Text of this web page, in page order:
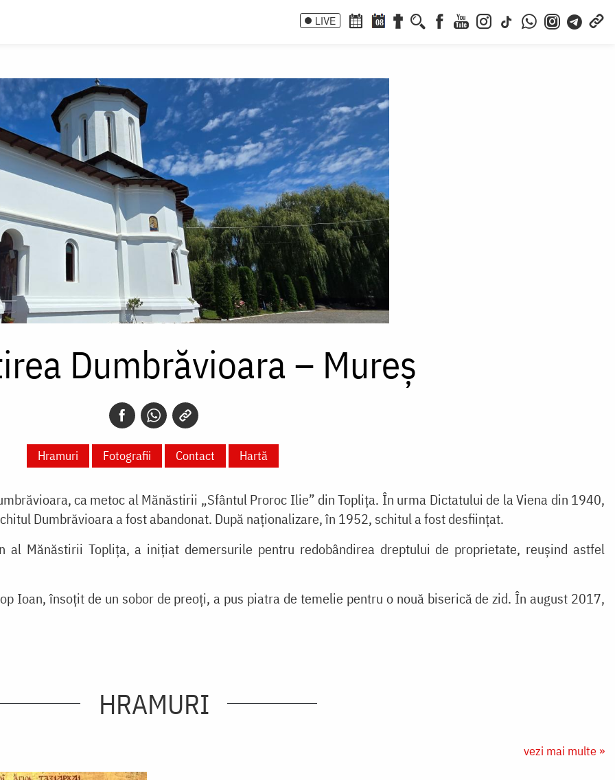
LIVE 08
Dumbrăvioara – Mureș
Hramuri Fotografii Contact Hartă
ca metoc al Mănăstirii „Sfântul Proroc Ilie” din Toplița. În urma Dictatului de la Viena din 1940,
Dumbrăvioara a fost abandonat. După naționalizare, în 1952, schitul a fost desființat.
Mănăstirii Toplița, a inițiat demersurile pentru redobândirea dreptului de proprietate, reușind astfel
Ioan, însoțit de un sobor de preoți, a pus piatra de temelie pentru o nouă biserică de zid. În august 2017,
HRAMURI
vezi mai multe »